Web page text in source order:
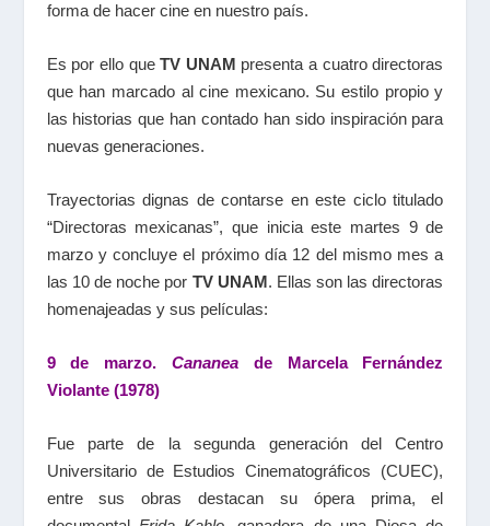
forma de hacer cine en nuestro país.
Es por ello queTV UNAM presenta a cuatro directoras
que han marcado al cine mexicano. Su estilo propio y
las historias que han contado han sido inspiración para
nuevas generaciones.
Trayectorias dignas de contarse en este ciclo titulado
“Directoras mexicanas”, que inicia este martes 9 de
marzo y concluye el próximo día 12 del mismo mes a
las 10 de noche por TV UNAM. Ellas son las directoras
homenajeadas y sus películas:
9 de marzo. Cananea de Marcela Fernández
Violante (1978)
Fue parte de la segunda generación del Centro
Universitario de Estudios Cinematográficos (CUEC),
entre sus obras destacan su ópera prima, el